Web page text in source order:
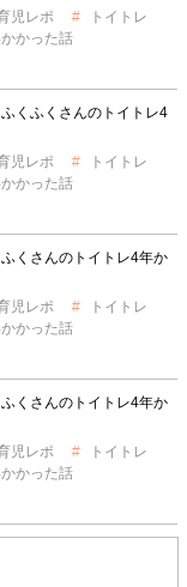
児レポ
トイトレ
かった話
くふくさんのトイトレ4
児レポ
トイトレ
かった話
くさんのトイトレ4年か
児レポ
トイトレ
かった話
くさんのトイトレ4年か
児レポ
トイトレ
かった話